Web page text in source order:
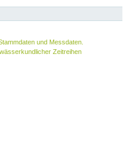
und Messdaten.
Zeitreihen